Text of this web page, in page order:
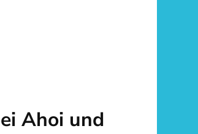
Ahoi und